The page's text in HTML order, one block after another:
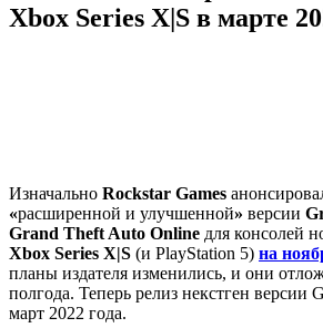
Xbox Series X|S в марте
Изначально Rockstar Games
«расширенной и улучшенной» версии
Grand Theft Auto Online для консолей
Xbox Series X|S (и PlayStation 5) на
планы издателя изменились, и они
полгода. Теперь релиз некстген версии
март 2022 года.